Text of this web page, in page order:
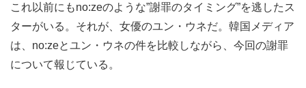
これ以前にもno:zeのような”謝罪のタイミング”を逃したス
ターがいる。それが、女優のユン・ウネだ。韓国メディア
は、no:zeとユン・ウネの件を比較しながら、今回の謝罪
について報じている。